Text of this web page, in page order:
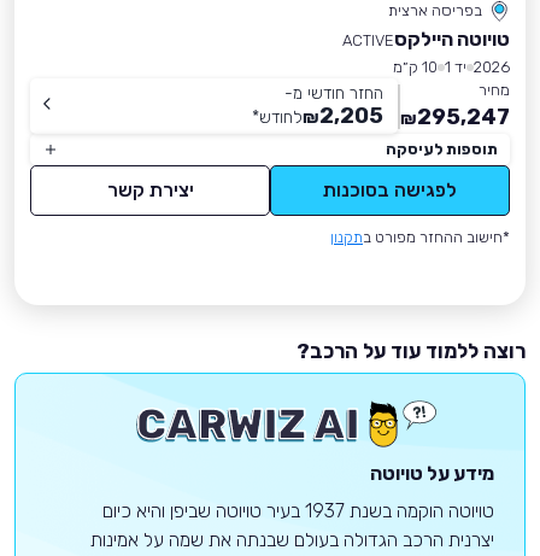
בפריסה ארצית
טויוטה היילקסACTIVE
2026 יד 1
10 ק״מ
מחיר
295,247
₪
החזר חודשי מ-
2,205
₪לחודש*
תוספות לעיסקה
לפגישה בסוכנות יצירת קשר
*חישוב ההחזר מפורט בתקנון
רוצה ללמוד עוד על הרכב?
מידע על טויוטה
טויוטה הוקמה בשנת 1937 בעיר טויוטה שביפן והיא כיום
יצרנית הרכב הגדולה בעולם שבנתה את שמה על אמינות